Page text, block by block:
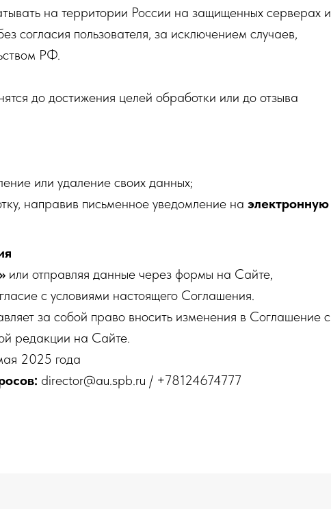
на территории России на защищенных серверах и
согласия пользователя, за исключением случаев,
РФ.
до достижения целей обработки или до отзыва
или удаление своих данных;
направив письменное уведомление на электронную
или отправляя данные через формы на Сайте,
с условиями настоящего Соглашения.
за собой право вносить изменения в Соглашение с
редакции на Сайте.
2025 года
director@au.spb.ru / +78124674777